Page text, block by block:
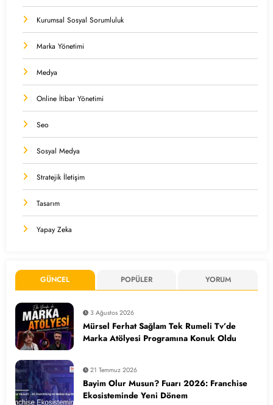
Kurumsal Sosyal Sorumluluk
Marka Yönetimi
Medya
Online İtibar Yönetimi
Seo
Sosyal Medya
Stratejik İletişim
Tasarım
Yapay Zeka
GÜNCEL POPÜLER YORUM
3 Ağustos 2026
Mürsel Ferhat Sağlam Tek Rumeli Tv’de
Marka Atölyesi Programına Konuk Oldu
21 Temmuz 2026
Bayim Olur Musun? Fuarı 2026: Franchise
Ekosisteminde Yeni Dönem